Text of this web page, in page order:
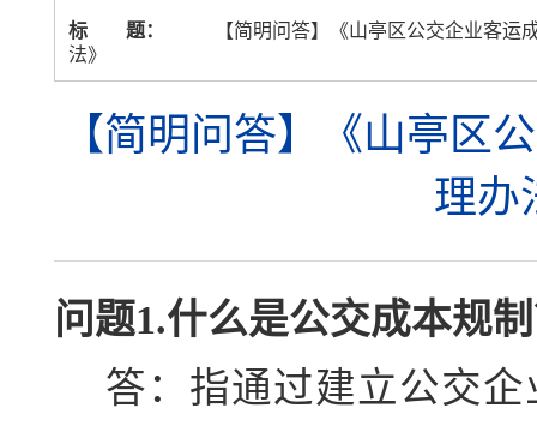
标 题：
【简明问答】《山亭区公交企业客运
法》
【简明问答】《山亭区
理办
问题1.什么是公交成本规
答：指通过建立公交